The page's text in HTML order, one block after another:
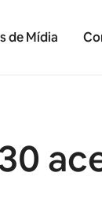
de Mídia